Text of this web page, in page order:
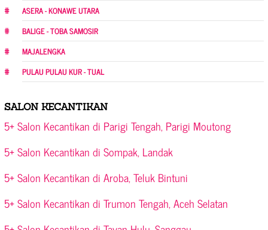
ASERA - KONAWE UTARA
BALIGE - TOBA SAMOSIR
MAJALENGKA
PULAU PULAU KUR - TUAL
SALON KECANTIKAN
5+ Salon Kecantikan di Parigi Tengah, Parigi Moutong
5+ Salon Kecantikan di Sompak, Landak
5+ Salon Kecantikan di Aroba, Teluk Bintuni
5+ Salon Kecantikan di Trumon Tengah, Aceh Selatan